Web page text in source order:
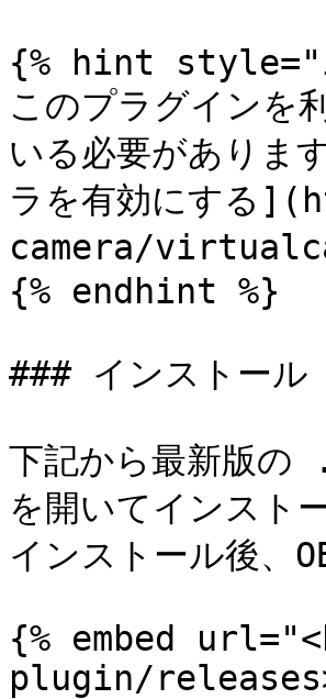
{% hint
このプラグインを
いる必要がありま
ラを有効にす
camera/
{% endhint %}
### インストール
下記から最新版の
を開いてインスト
インストール後、
{% embed
plugin/